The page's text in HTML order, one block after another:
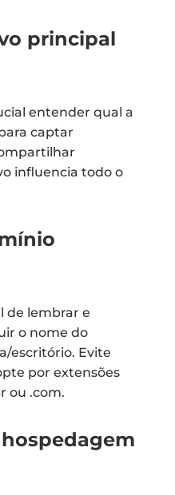
principal
entender qual a
captar
influencia todo o
de lembrar e
o nome do
escritório. Evite
por extensões
ou .com.